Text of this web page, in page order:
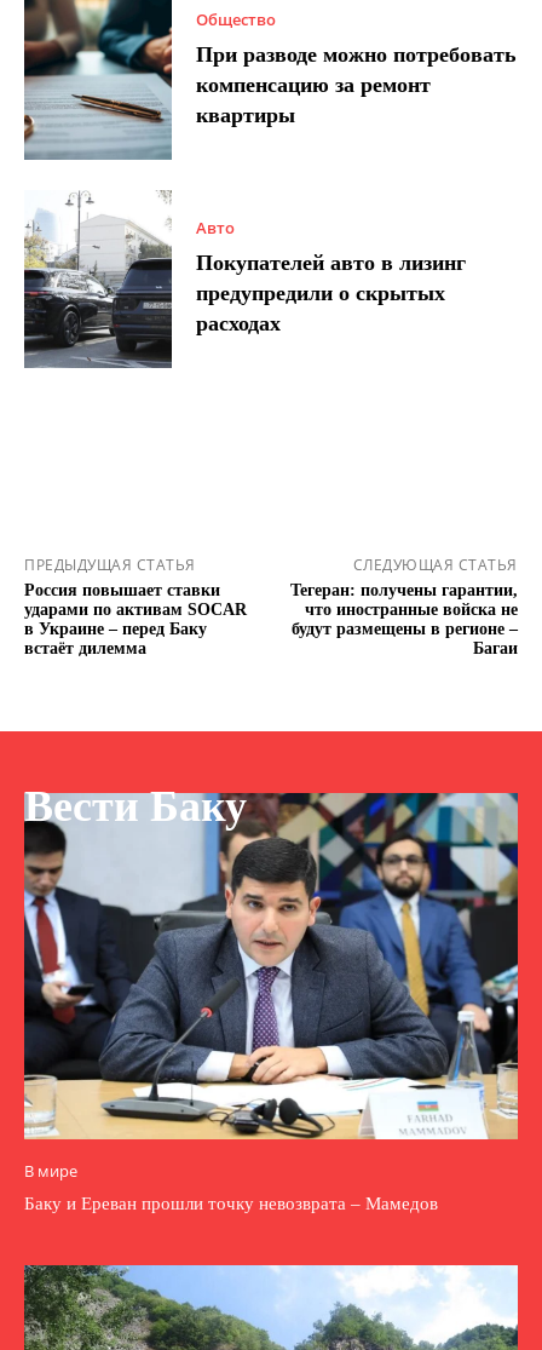
Общество
При разводе можно потребовать
компенсацию за ремонт
квартиры
Авто
Покупателей авто в лизинг
предупредили о скрытых
расходах
ПРЕДЫДУЩАЯ СТАТЬЯ
Россия повышает ставки
ударами по активам SOCAR
в Украине – перед Баку
встаёт дилемма
СЛЕДУЮЩАЯ СТАТЬЯ
Тегеран: получены гарантии,
что иностранные войска не
будут размещены в регионе –
Багаи
Вести Баку
В мире
Баку и Ереван прошли точку невозврата – Мамедов